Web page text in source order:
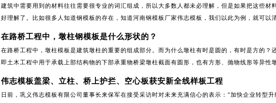
建筑中需要用到的材料往往需要很专业的词汇组成，所以大多数人都未必理解，但是如果把这些材
好理解了。比如很多人知道钢模板的存在，知道河南钢模板厂家伟志模板，我们以此为例，就可以
在路桥工程中，墩柱钢模板是什么形状的？
在路桥工程中，墩柱模板是建筑墩柱的重要的组成部分。而为什么墩柱有时是圆的，有时是方的？
即土木工程中用于承载上部结构物的下部承重物桥梁墩柱截面有圆形，也有方形、抛物线形等异性
伟志模板盖梁、立柱、桥上护拦、空心板获安新全线样板工程
日前，巩义伟志模板有限公司董事长来保军在接受采访时对未来充满信心的表示：“加快企业转型